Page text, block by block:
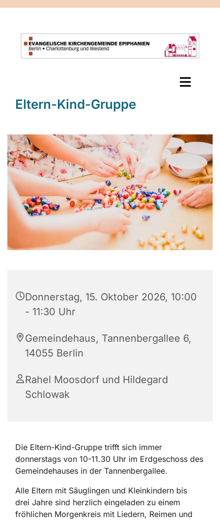
Eltern-Kind-Gruppe
Donnerstag, 15. Oktober 2026, 10:00
- 11:30 Uhr
Gemeindehaus, Tannenbergallee 6,
14055 Berlin
Rahel Moosdorf und Hildegard
Schlowak
Die Eltern-Kind-Gruppe trifft sich immer
donnerstags von 10-11.30 Uhr im Erdgeschoss des
Gemeindehauses in der Tannenbergallee.
Alle Eltern mit Säuglingen und Kleinkindern bis
drei Jahre sind herzlich eingeladen zu einem
fröhlichen Morgenkreis mit Liedern, Reimen und